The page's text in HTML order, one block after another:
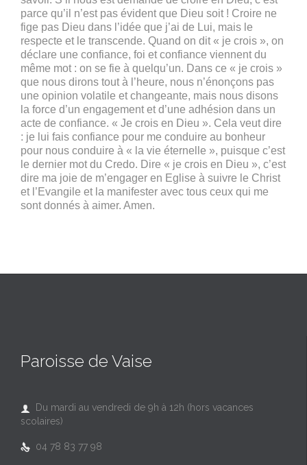
parce qu’il n’est pas évident que Dieu soit ! Croire ne
fige pas Dieu dans l’idée que j’ai de Lui, mais le
respecte et le transcende. Quand on dit « je crois », on
déclare une confiance, foi et confiance viennent du
même mot : on se fie à quelqu’un. Dans ce « je crois »
que nous dirons tout à l’heure, nous n’énonçons pas
une opinion volatile et changeante, mais nous disons
la force d’un engagement et d’une adhésion dans un
acte de confiance. « Je crois en Dieu ». Cela veut dire
: je lui fais confiance pour me conduire au bonheur
pour nous conduire à « la vie éternelle », puisque c’est
le dernier mot du Credo. Dire « je crois en Dieu », c’est
dire ma joie de m’engager en Eglise à suivre le Christ
et l’Evangile et la manifester avec tous ceux qui me
sont donnés à aimer. Amen.
Paroisse de Vaise

Du mardi au vendredi de 9h à 12h (hors vacances
scolaires)
 04 78 83 77 98